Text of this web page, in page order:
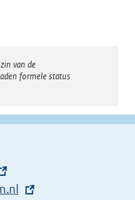
van de
formele status